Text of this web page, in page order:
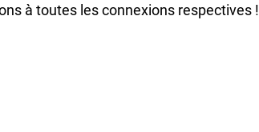
à toutes les connexions respectives !